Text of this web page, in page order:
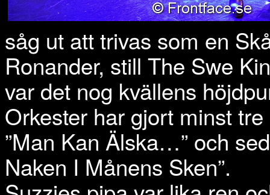
såg ut att trivas som en
Ronander, still The Swe
var det nog kvällens
Orkester har gjort minst
”Man Kan Älska…” och
Naken I Månens Sken”.